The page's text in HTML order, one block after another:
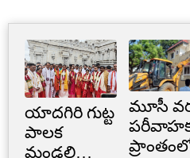
యాదగిరి గుట్ట
పాలక
మండలి
మూసీ